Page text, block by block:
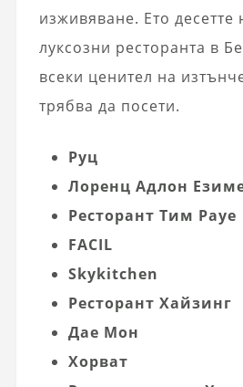
изживяване. Ето десетте
луксозни ресторанта в
всеки ценител на
трябва да посети.
Руц
Лоренц Адлон
Ресторант Тим ​​Рауе
FACIL
Skykitchen
Ресторант Хайзинг
Дае Мон
Хорват